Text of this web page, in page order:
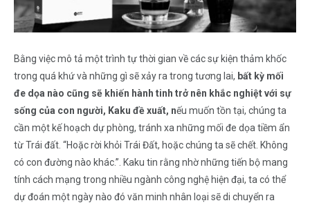
Bằng việc mô tả một trình tự thời gian về các sự kiện thảm khốc
trong quá khứ và những gì sẽ xảy ra trong tương lai, bất kỳ mối
đe dọa nào cũng sẽ khiến hành tinh trở nên khắc nghiệt với sự
sống của con người, Kaku đề xuất, nếu muốn tồn tại, chúng ta
cần một kế hoạch dự phòng, tránh xa những mối đe dọa tiềm ẩn
từ Trái đất. “Hoặc rời khỏi Trái Đất, hoặc chúng ta sẽ chết. Không
có con đường nào khác.”. Kaku tin rằng nhờ những tiến bộ mang
tính cách mạng trong nhiều ngành công nghệ hiện đại, ta có thể
dự đoán một ngày nào đó văn minh nhân loại sẽ di chuyển ra